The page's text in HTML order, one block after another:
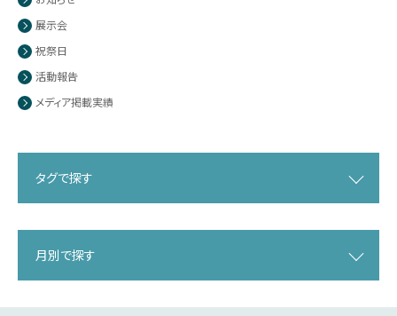
展示会
祝祭日
活動報告
メディア掲載実績
タグで探す
月別で探す